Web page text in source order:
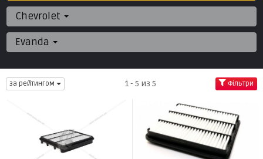
Chevrolet
Evanda
за рейтингом 1 - 5 из 5 Фільтри